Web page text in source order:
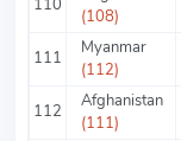
(108)
111
Myanmar
(112)
112
Afghanistan
(111)